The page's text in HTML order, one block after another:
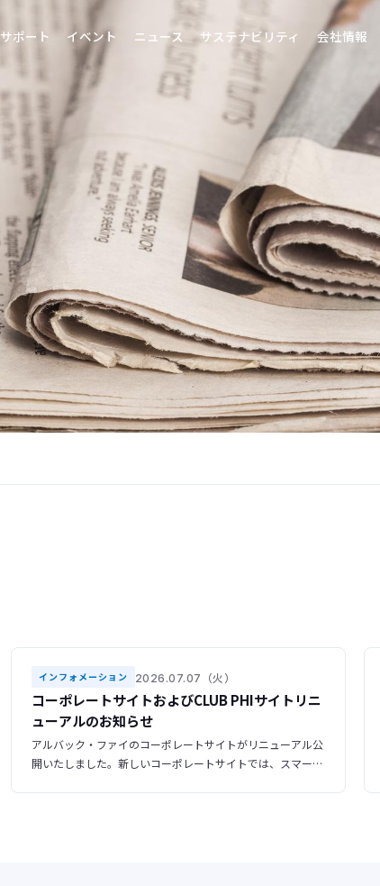
サポート イベント ニュース サステナビリティ 会社情報
インフォメーション 2026.07.07（火）
コーポレートサイトおよびCLUB PHIサイトリニ
ューアルのお知らせ
アルバック・ファイのコーポレートサイトがリニューアル公
開いたしました。新しいコーポレートサイトでは、スマート